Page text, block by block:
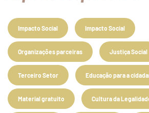
Impacto Social Impacto Social
Organizações parceiras Justiça Social
Terceiro Setor Educação para a
Material gratuito Cultura da